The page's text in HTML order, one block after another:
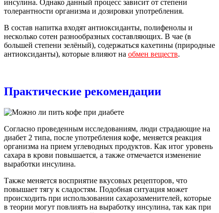
инсулина. Однако данный процесс зависит от степени
толерантности организма и дозировки употребления.
В состав напитка входят антиоксиданты, полифенолы и
несколько сотен разнообразных составляющих. В чае (в
большей степени зелёный), содержаться кахетины (природные
антиоксиданты), которые влияют на обмен веществ.
Практические рекомендации
Согласно проведенным исследованиям, люди страдающие на
диабет 2 типа, после употребления кофе, меняется реакция
организма на прием углеводных продуктов. Как итог уровень
сахара в крови повышается, а также отмечается изменение
выработки инсулина.
Также меняется восприятие вкусовых рецепторов, что
повышает тягу к сладостям. Подобная ситуация может
происходить при использовании сахарозаменителей, которые
в теории могут повлиять на выработку инсулина, так как при